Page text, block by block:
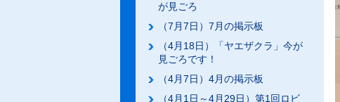
が見ごろ
（7月7日）7月の掲示板
（4月18日）「ヤエザクラ」今が
見ごろです！
（4月7日）4月の掲示板
（4月1日～4月29日）第1回ロビ